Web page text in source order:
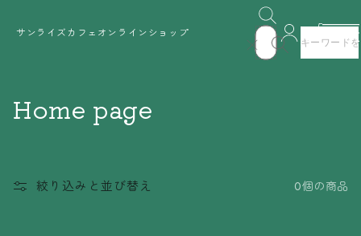
進む
サンライズカフェオンラインショップ
カ
ー
ト
コ
シ
Home page
絞り込みと並び替え 0個の商品